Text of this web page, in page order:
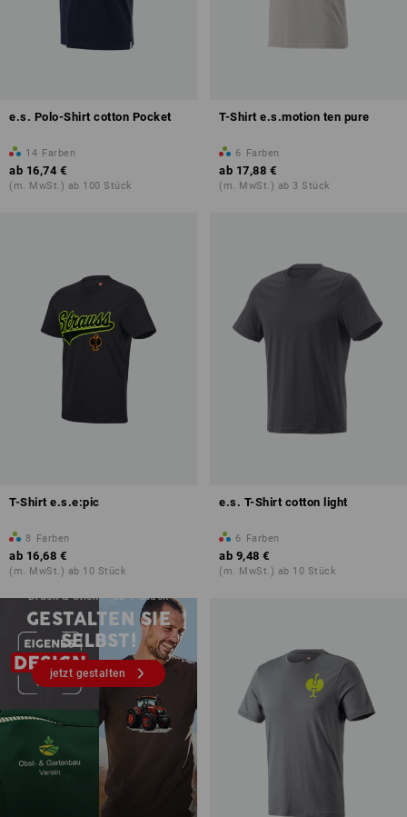
e.s. Polo-Shirt cotton Pocket
14 Farben
ab 16,74 €
(m. MwSt.) ab 100 Stück
T-Shirt e.s.motion ten pure
6 Farben
ab 17,88 €
(m. MwSt.) ab 3 Stück
T-Shirt e.s.e:pic
8 Farben
ab 16,68 €
(m. MwSt.) ab 10 Stück
e.s. T-Shirt cotton light
6 Farben
ab 9,48 €
(m. MwSt.) ab 10 Stück
Druck & Stick – ab 1 Stück
GESTALTEN SIE
SELBST!
jetzt gestalten